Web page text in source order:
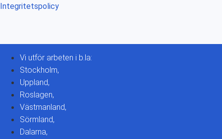
Integritetspolicy
Vi utför arbeten i b.la:
Stockholm,
Uppland,
Roslagen,
Västmanland,
Sörmland,
Dalarna,